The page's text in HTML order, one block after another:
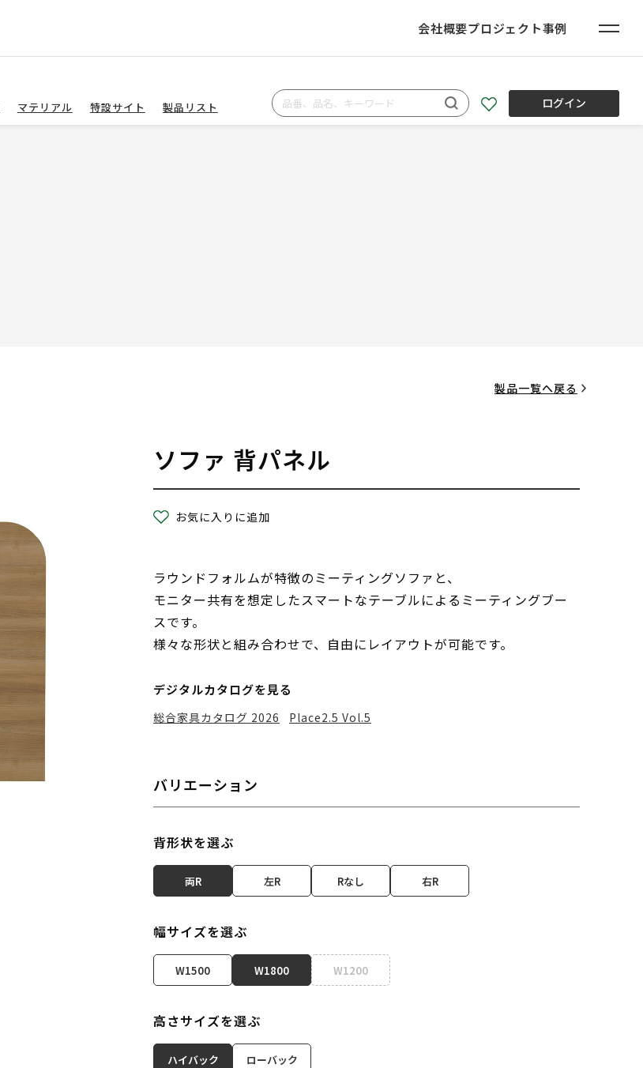
会社概要プロジェクト事例
マテリアル 特設サイト 製品リスト ログイン
製品一覧へ戻る
ソファ 背パネル
お気に入りに追加
ラウンドフォルムが特徴のミーティングソファと、
モニター共有を想定したスマートなテーブルによるミーティングブー
スです。
様々な形状と組み合わせで、自由にレイアウトが可能です。
デジタルカタログを見る
総合家具カタログ 2026 Place2.5 Vol.5
バリエーション
背形状を選ぶ
両R 左R Rなし 右R
幅サイズを選ぶ
W1500 W1800 W1200
高さサイズを選ぶ
ハイバック ローバック